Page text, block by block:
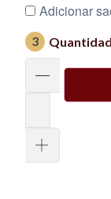
Adicionar
3